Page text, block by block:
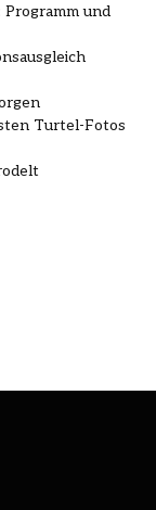
und
Turtel-Fotos